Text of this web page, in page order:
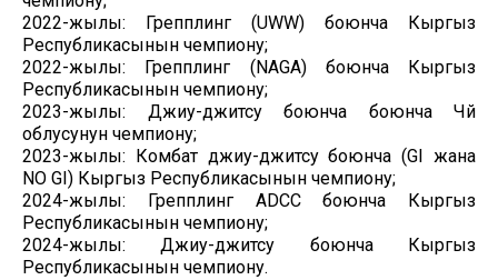
2022-жылы: Грепплинг (UWW) боюнча Кыргыз
Республикасынын чемпиону;
2022-жылы: Грепплинг (NAGA) боюнча Кыргыз
Республикасынын чемпиону;
2023-жылы: Джиу-джитсу боюнча боюнча Чүй
облусунун чемпиону;
2023-жылы: Комбат джиу-джитсу боюнча (GI жана
NO GI) Кыргыз Республикасынын чемпиону;
2024-жылы: Грепплинг ADCC боюнча Кыргыз
Республикасынын чемпиону;
2024-жылы: Джиу-джитсу боюнча Кыргыз
Республикасынын чемпиону.